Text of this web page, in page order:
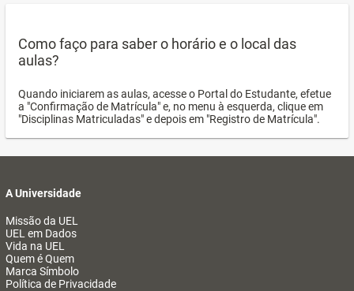
Como faço para saber o horário e o local das
aulas?
Quando iniciarem as aulas, acesse o Portal do Estudante, efetue
a "Confirmação de Matrícula" e, no menu à esquerda, clique em
"Disciplinas Matriculadas" e depois em "Registro de Matrícula".
A Universidade
Missão da UEL
UEL em Dados
Vida na UEL
Quem é Quem
Marca Símbolo
Política de Privacidade